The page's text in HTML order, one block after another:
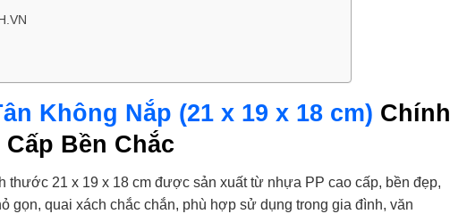
Không Nắp (21 x 19 x 18 cm) Chính
Bền Chắc
thước 21 x 19 x 18 cm được sản xuất từ nhựa PP cao cấp, bền đẹp,
gọn, quai xách chắc chắn, phù hợp sử dụng trong gia đình, văn